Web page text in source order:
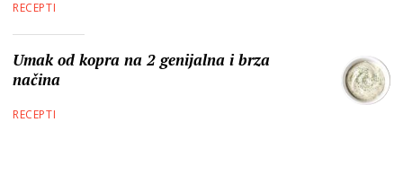
RECEPTI
Umak od kopra na 2 genijalna i brza
načina
RECEPTI